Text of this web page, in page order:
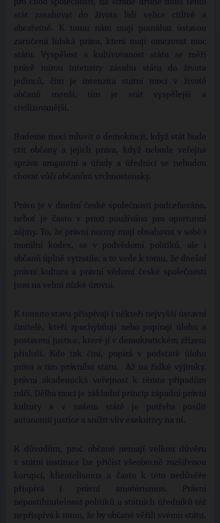
pro chod společnosti, na straně druhé musí tento
stát zasahovat do života lidí velice citlivě a
obezřetně. K tomu nám mají pomáhat ústavou
zaručená lidská práva, která mají omezovat moc
státu. Vyspělost a kultivovanost státu se měří
právě mírou intenzity zásahu státu do života
jedinců, čím je intenzita státní moci v životě
občanů menší, tím je stát vyspělejší a
civilizovanější.
Budeme moci mluvit o demokracii, když stát bude
ctít občany a jejich práva, když nebude veřejná
správa arogantní a úřady a úředníci se nebudou
chovat vůči občanům vrchnostensky.
Právo je v dnešní české společnosti podceňováno,
neboť je často v praxi používáno pro oportunní
zájmy. To, že právní normy mají obsahovat v sobě i
morální kodex, se v podvědomí politiků, ale i
občanů úplně vytratilo, a to vede k tomu, že dnešní
právní kultura a právní vědomí české společnosti
jsou na velmi nízké úrovni.
K tomuto stavu přispívají i někteří nejvyšší ústavní
činitelé, kteří zpochybňují nebo popírají úlohu a
postavení justice, které jí v demokratickém zřízení
přísluší. Kdo tak činí, popírá v podstatě úlohu
práva a tím právního státu. Až na řídké výjimky,
právní akademická veřejnost k těmto případům
mlčí. Dělba moci je základní princip západní právní
kultury a v našem státě je potřeba posílit
autonomii justice a snížit vliv exekutivy na ní.
K důvodům, proč občané nemají velkou důvěru
v státní instituce lze přičíst všeobecně rozšířenou
korupci, klientelismus a často k této nedůvěře
přispívá i právní amatérismus. Právní
nepostihnutelnost politiků a státních úředníků též
nepřispívá k tomu, že by občané věřili svému státu.